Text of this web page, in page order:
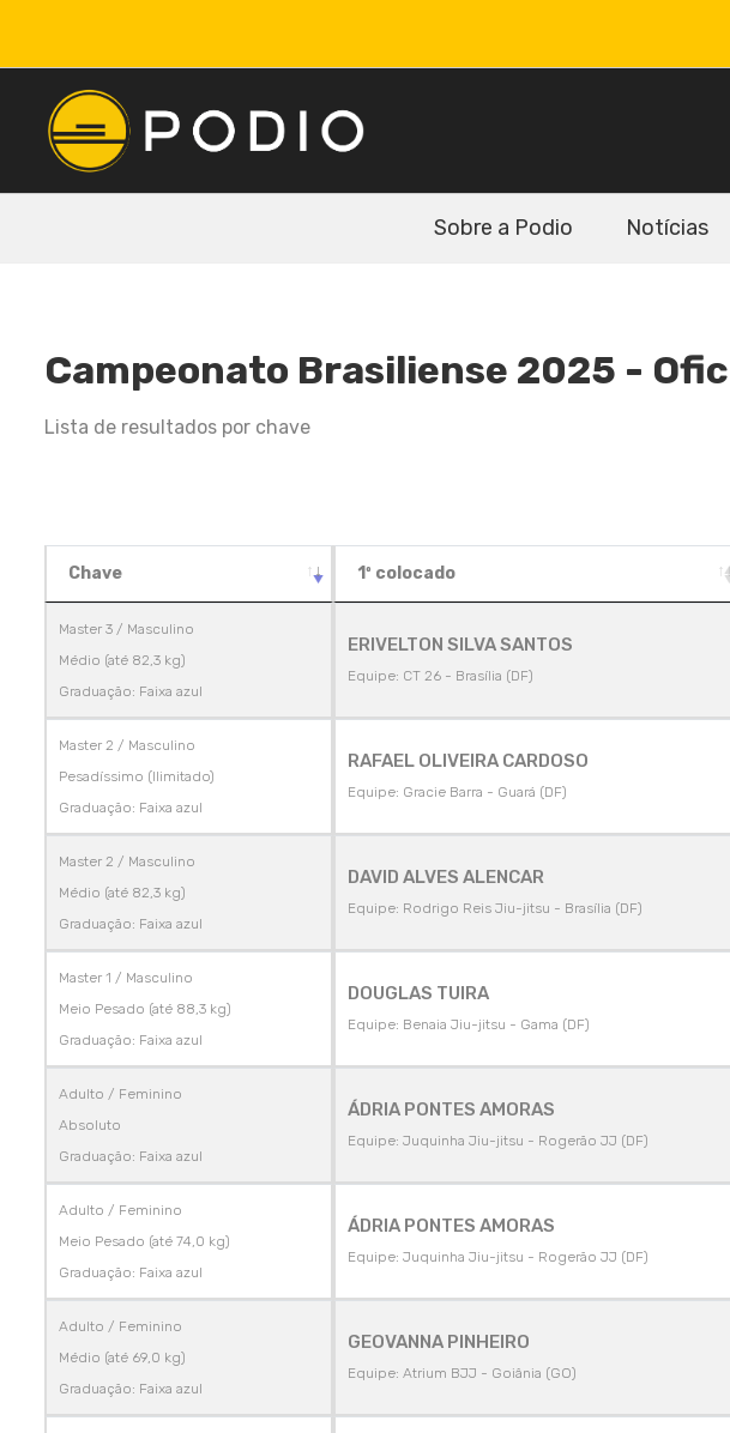
Sobre a Podio Notícias
Campeonato Brasiliense 2025 -
Lista de resultados por chave
Chave 1º colocado
Master 3 / Masculino
Médio (até 82,3 kg)
Graduação: Faixa azul
ERIVELTON SILVA SANTOS
Equipe: CT 26 - Brasília (DF)
Master 2 / Masculino
Pesadíssimo (Ilimitado)
Graduação: Faixa azul
RAFAEL OLIVEIRA CARDOSO
Equipe: Gracie Barra - Guará (DF)
Master 2 / Masculino
Médio (até 82,3 kg)
Graduação: Faixa azul
DAVID ALVES ALENCAR
Equipe: Rodrigo Reis Jiu-jitsu - Brasília (DF)
Master 1 / Masculino
Meio Pesado (até 88,3 kg)
Graduação: Faixa azul
DOUGLAS TUIRA
Equipe: Benaia Jiu-jitsu - Gama (DF)
Adulto / Feminino
Absoluto
Graduação: Faixa azul
ÁDRIA PONTES AMORAS
Equipe: Juquinha Jiu-jitsu - Rogerão JJ (DF)
Adulto / Feminino
Meio Pesado (até 74,0 kg)
Graduação: Faixa azul
ÁDRIA PONTES AMORAS
Equipe: Juquinha Jiu-jitsu - Rogerão JJ (DF)
Adulto / Feminino
Médio (até 69,0 kg)
Graduação: Faixa azul
GEOVANNA PINHEIRO
Equipe: Atrium BJJ - Goiânia (GO)